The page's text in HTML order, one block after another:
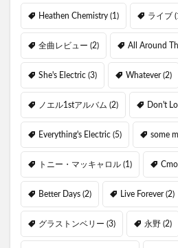
Heathen Chemistry (1) ライブ
全曲レビュー (2) All Around
She's Electric (3) Whatever(2)
ノエル1stアルバム (2) Don't
Everything's Electric (5) some
トニー・マッキャロル (1)
Better Days (2) Live Forever(2)
グラストンベリー (3) 永野 (2)